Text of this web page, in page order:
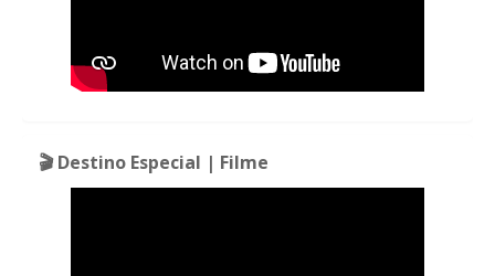
🎬 Destino Especial | Filme